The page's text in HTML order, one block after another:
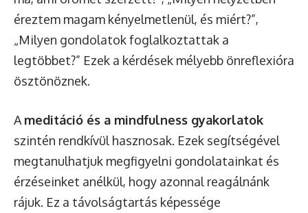
éreztem magam kényelmetlenül, és miért?”,
„Milyen gondolatok foglalkoztattak a
legtöbbet?” Ezek a kérdések mélyebb önreflexióra
ösztönöznek.
A meditáció és a mindfulness gyakorlatok
szintén rendkívül hasznosak. Ezek segítségével
megtanulhatjuk megfigyelni gondolatainkat és
érzéseinket anélkül, hogy azonnal reagálnánk
rájuk. Ez a távolságtartás képessége